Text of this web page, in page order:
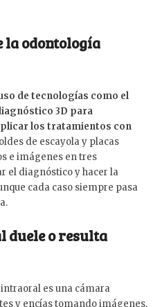
la odontología
de tecnologías como el
3D para
los tratamientos con
de escayola y placas
e imágenes en tres
el diagnóstico y hacer la
cada caso siempre pasa
duele o resulta
es una cámara
y encías tomando imágenes,